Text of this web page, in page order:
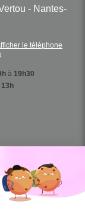
- Nantes-
le téléphone
à 19h30
13h
plantaire